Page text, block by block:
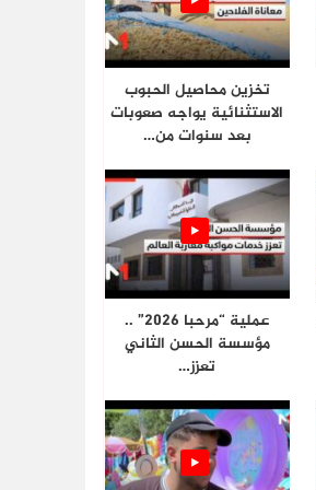
تخزين محاصيل الحبوب
الاستثنائية يواجه صعوبات
بعد سنوات من…
عملية “مرحبا 2026” ..
مؤسسة الحسن الثاني
تعزز…